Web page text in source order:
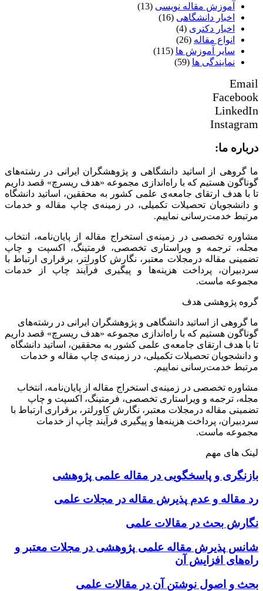
آموزش مقاله نویسی (13)
اخبار دانشگاهی (16)
اخبار دکتری (4)
انواع مقاله (26)
سایر آموزش ها (115)
نمایندگی ها (59)
Email
Facebook
LinkedIn
Instagram
درباره ما:
ما گروهی از اساتید دانشگاهی و پژوهشگران ایرانی در رشته‌های
گوناگون هستیم که با راه‌اندازی مجموعه «هدف ریسرچ» قصد داریم
تا با هدف ارتقای جامعه‌ی علمی کشور به محققین، اساتید دانشگاه
و دانشجویان تحصیلات تکمیلی، در زمینه‌ی چاپ مقاله و خدمات
مرتبط خدمت‌رسانی نماییم.
مشاوره تخصصی در زمینه‌ی استخراج مقاله از پایان‌نامه، انتخاب
مجله، ترجمه و ویراستاری تخصصی، فرمتینگ، اکسپت و چاپ
تضمینی مقاله درمجلات معتبر، نگارش کاورلتر، برقراری ارتباط با
سردبیران، پرداخت هزینه‌ها و پیگیری فرآیند چاپ از خدمات
مجموعه ماست.
گروه پژوهشی هدف
ما گروهی از اساتید دانشگاهی و پژوهشگران ایرانی در رشته‌های
گوناگون هستیم که با راه‌اندازی مجموعه «هدف ریسرچ» قصد داریم
تا با هدف ارتقای جامعه‌ی علمی کشور به محققین، اساتید دانشگاه
و دانشجویان تحصیلات تکمیلی، در زمینه‌ی چاپ مقاله و خدمات
مرتبط خدمت‌رسانی نماییم.
مشاوره تخصصی در زمینه‌ی استخراج مقاله از پایان‌نامه، انتخاب
مجله، ترجمه و ویراستاری تخصصی، فرمتینگ، اکسپت و چاپ
تضمینی مقاله درمجلات معتبر، نگارش کاورلتر، برقراری ارتباط با
سردبیران، پرداخت هزینه‌ها و پیگیری فرآیند چاپ از خدمات
مجموعه ماست.
لینک های مهم
بازنگری و پاسخگویی در مقاله علمی پژوهشی
رد مقاله و عدم پذیرش مقاله در مجلات علمی
نگارش بحث در مقالات علمی
شانس پذیرش مقاله علمی پژوهشی در مجلات معتبر و
راه‌های افزایش آن
بحث و اصول نوشتن آن در مقالات علمی